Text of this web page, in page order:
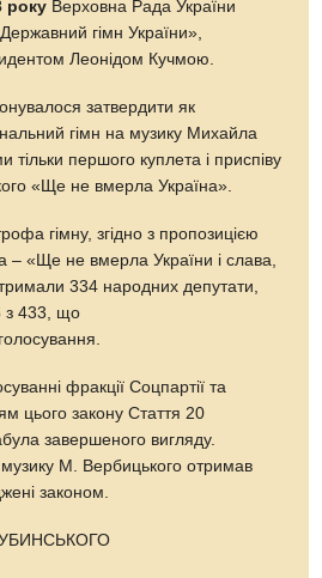
року Верховна Рада України
гімн України»,
Леонідом Кучмою.
затвердити як
гімн на музику Михайла
тільки першого куплета і приспіву
«Ще не вмерла Україна».
гімну, згідно з пропозицією
– «Ще не вмерла України і слава,
334 народних депутати,
з 433, що
фракції Соцпартії та
цього закону Стаття 20
завершеного вигляду.
М. Вербицького отримав
законом.